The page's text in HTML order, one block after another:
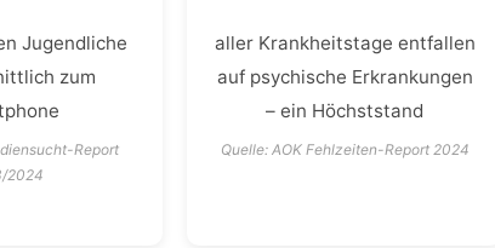
Jugendliche
zum
Report
2024
aller Krankheitstage entfallen
auf psychische Erkrankungen
– ein Höchststand
Quelle: AOK Fehlzeiten-Report 2024